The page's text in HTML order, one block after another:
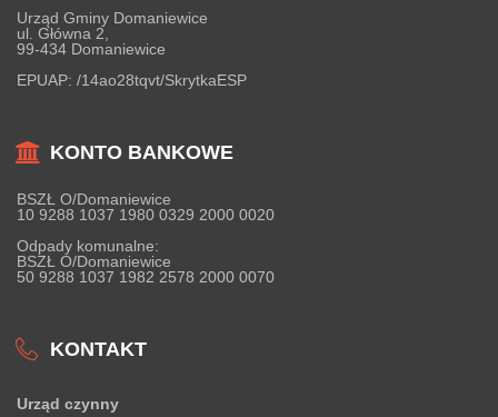
Urząd Gminy Domaniewice
ul. Główna 2,
99-434 Domaniewice
EPUAP: /14ao28tqvt/SkrytkaESP
KONTO BANKOWE
BSZŁ O/Domaniewice
10 9288 1037 1980 0329 2000 0020
Odpady komunalne:
BSZŁ O/Domaniewice
50 9288 1037 1982 2578 2000 0070
KONTAKT
Urząd czynny